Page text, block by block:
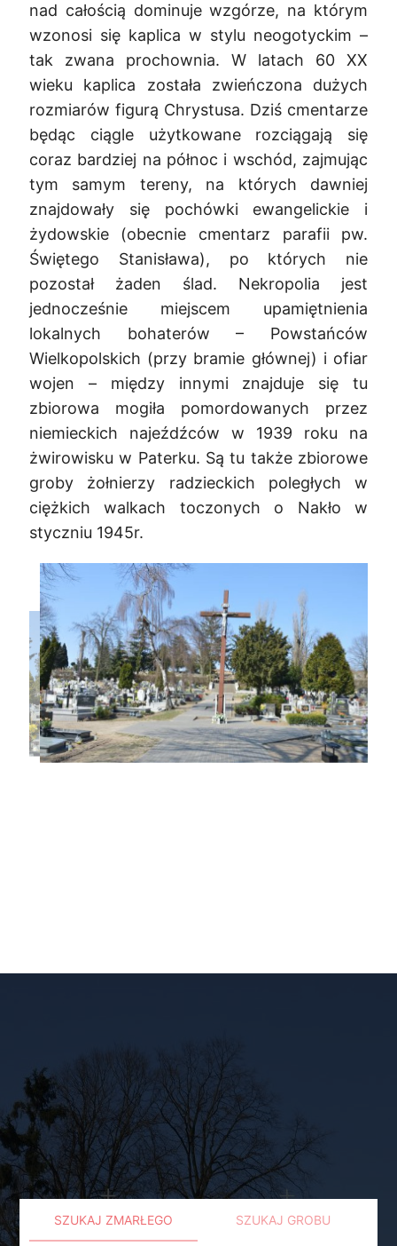
nad całością dominuje wzgórze, na którym
wzonosi się kaplica w stylu neogotyckim –
tak zwana prochownia. W latach 60 XX
wieku kaplica została zwieńczona dużych
rozmiarów figurą Chrystusa. Dziś cmentarze
będąc ciągle użytkowane rozciągają się
coraz bardziej na północ i wschód, zajmując
tym samym tereny, na których dawniej
znajdowały się pochówki ewangelickie i
żydowskie (obecnie cmentarz parafii pw.
Świętego Stanisława), po których nie
pozostał żaden ślad. Nekropolia jest
jednocześnie miejscem upamiętnienia
lokalnych bohaterów – Powstańców
Wielkopolskich (przy bramie głównej) i ofiar
wojen – między innymi znajduje się tu
zbiorowa mogiła pomordowanych przez
niemieckich najeźdźców w 1939 roku na
żwirowisku w Paterku. Są tu także zbiorowe
groby żołnierzy radzieckich poległych w
ciężkich walkach toczonych o Nakło w
styczniu 1945r.
SZUKAJ ZMARŁEGO SZUKAJ GROBU